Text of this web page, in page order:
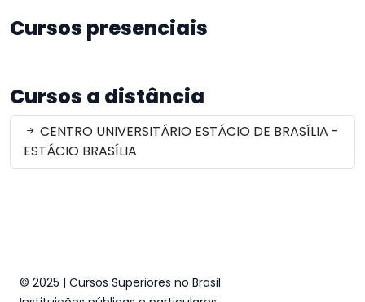
Cursos presenciais
Cursos a distância
CENTRO UNIVERSITÁRIO ESTÁCIO DE BRASÍLIA -
ESTÁCIO BRASÍLIA
© 2025 | Cursos Superiores no Brasil